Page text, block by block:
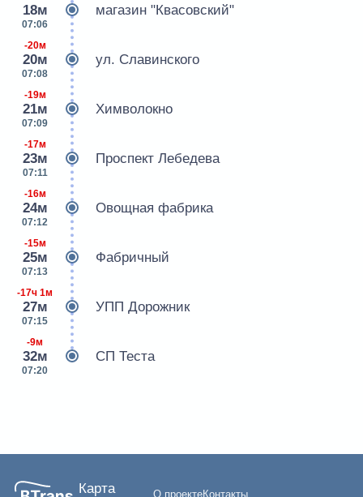
18м
07:06
магазин "Квасовский"
-20м
20м
07:08
ул. Славинского
-19м
21м
07:09
Химволокно
-17м
23м
07:11
Проспект Лебедева
-16м
24м
07:12
Овощная фабрика
-15м
25м
07:13
Фабричный
-17ч 1м
27м
07:15
УПП Дорожник
-9м
32м
07:20
СП Теста
Карта
О проектеКонтакты